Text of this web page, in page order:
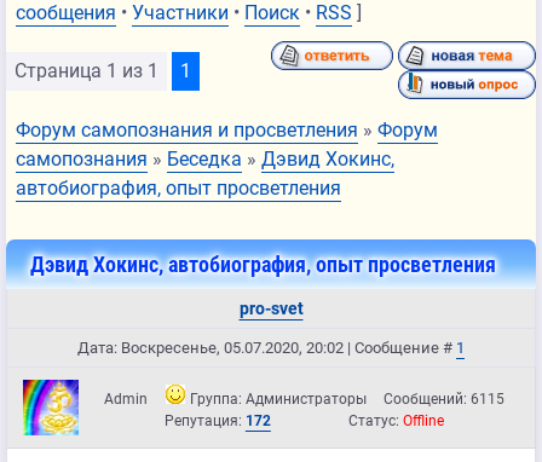
сообщения • Участники • Поиск • RSS ]
Страница 1 из 1 1
Форум самопознания и просветления » Форум
самопознания » Беседка » Дэвид Хокинс,
автобиография, опыт просветления
Дэвид Хокинс, автобиография, опыт просветления
pro-svet
Дата: Воскресенье, 05.07.2020, 20:02 | Сообщение # 1
Admin Группа: Администраторы Сообщений: 6115
Репутация: 172 Статус:Offline